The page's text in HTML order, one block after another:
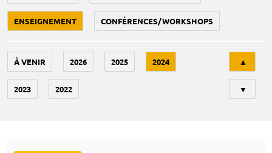
ENSEIGNEMENT CONFÉRENCES/WORKSHOPS
À VENIR 2026 2025 2024
2023 2022
▲
▼